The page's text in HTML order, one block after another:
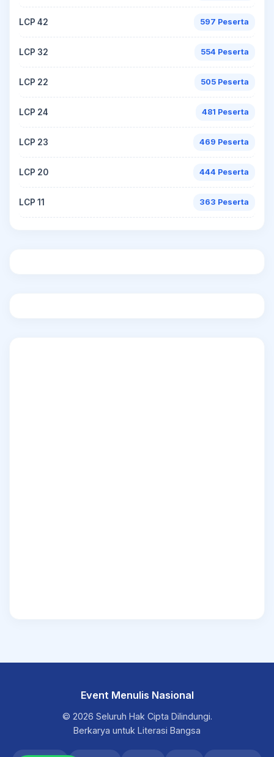
LCP 42 597 Peserta
LCP 32 554 Peserta
LCP 22 505 Peserta
LCP 24 481 Peserta
LCP 23 469 Peserta
LCP 20 444 Peserta
LCP 11 363 Peserta
Event Menulis Nasional
© 2026 Seluruh Hak Cipta Dilindungi.
Berkarya untuk Literasi Bangsa